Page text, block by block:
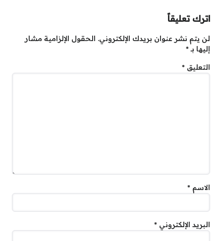
اترك تعليقاً
لن يتم نشر عنوان بريدك الإلكتروني. الحقول الإلزامية مشار
إليها بـ*
التعليق *
الاسم *
البريد الإلكتروني *